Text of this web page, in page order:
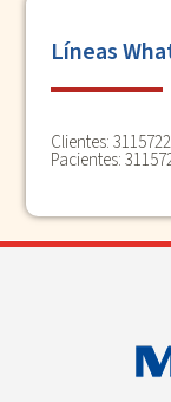
Líneas
Clientes:
Pacientes: